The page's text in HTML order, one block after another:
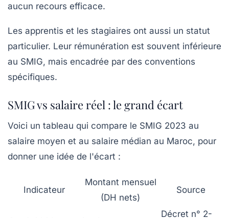
aucun recours efficace.
Les apprentis et les stagiaires ont aussi un statut
particulier. Leur rémunération est souvent inférieure
au SMIG, mais encadrée par des conventions
spécifiques.
SMIG vs salaire réel : le grand écart
Voici un tableau qui compare le SMIG 2023 au
salaire moyen et au salaire médian au Maroc, pour
donner une idée de l'écart :
Indicateur
Montant mensuel
(DH nets)
Source
Décret n° 2-